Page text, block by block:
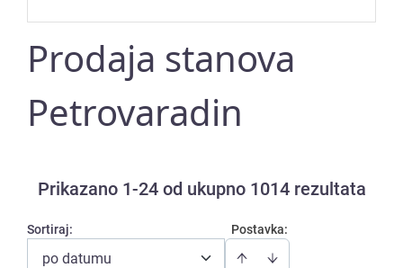
Prodaja stanova
Petrovaradin
Prikazano 1-24 od ukupno 1014 rezultata
Postavka:
Sortiraj:
po datumu